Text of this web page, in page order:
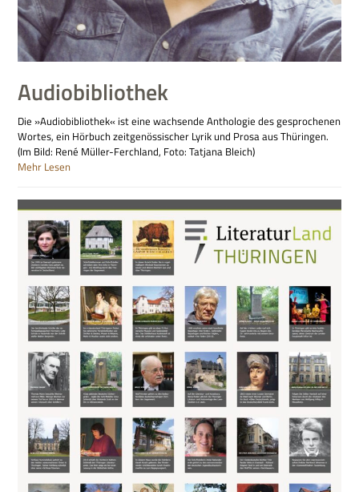
Audiobibliothek
Die »Audiobibliothek« ist eine wachsende Anthologie des gesprochenen
Wortes, ein Hörbuch zeitgenössischer Lyrik und Prosa aus Thüringen.
(Im Bild: René Müller-Ferchland, Foto: Tatjana Bleich)
Mehr Lesen